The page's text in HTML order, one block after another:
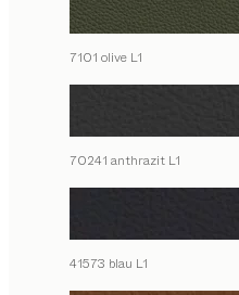
7101 olive L1
70241 anthrazit L1
41573 blau L1